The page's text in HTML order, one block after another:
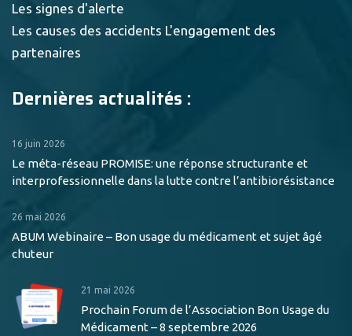
Les signes d'alerte
Les causes des accidents L'engagement des
partenaires
Dernières actualités :
16 juin 2026
Le méta-réseau PROMISE: une réponse structurante et
interprofessionnelle dans la lutte contre l’antibiorésistance
26 mai 2026
ABUM Webinaire – Bon usage du médicament et sujet âgé
chuteur
21 mai 2026
Prochain Forum de l’Association Bon Usage du
Médicament – 8 septembre 2026